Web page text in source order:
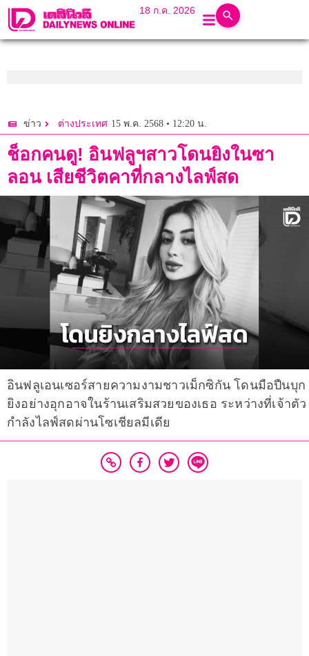
18 ก.ค. 2026
ข่าว ต่างประเทศ 15 พ.ค. 2568 • 12:20 น.
ช็อกคนดู! อินฟลูฯสาวโดนยิงในซา
ลอน เสียชีวิตคาที่กลางไลฟ์สด
อินฟลูเอนเซอร์สายความงามชาวเม็กซิกัน โดนมือปืนบุก
ยิงอย่างอุกอาจในร้านเสริมสวยของเธอ ระหว่างที่เจ้าตัว
กำลังไลฟ์สดผ่านโซเชียลมีเดีย